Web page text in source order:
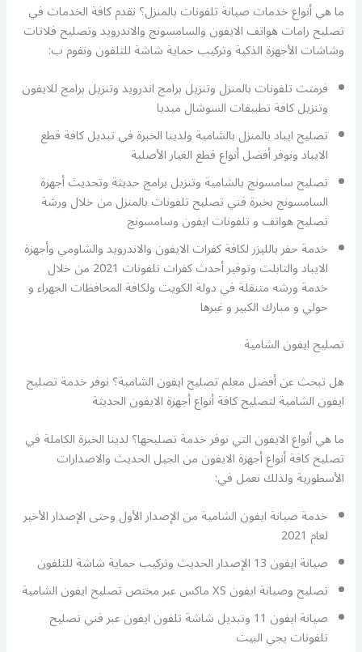
ما هي أنواع خدمات صيانة تلفونات بالمنزل؟ نقدم كافة الخدمات في
تصليح رامات هواتف الايفون والسامسونج والاندرويد وتصليح فلاتات
وشاشات الأجهزة الذكية وتركيب حماية شاشة للتلفون ونقوم ب:
فرمتت تلفونات بالمنزل وتنزيل برامج اندرويد وتنزيل برامج للايفون
وتنزيل كافة تطبيقات السوشال ميديا
تصليح ايباد بالمنزل بالشامية ولدينا الخبرة في تبديل كافة قطع
الايباد ونوفر أفضل أنواع قطع الغيار الأصلية
تصليح سامسونج بالشامية وتنزيل برامج حديثة وتحديث أجهزة
السامسونج بخبرة فني تصليح تلفونات بالمنزل من خلال ورشة
تصليح هواتف و تلفونات ايفون وسامسونج
خدمة حفر بالليزر لكافة كفرات الايفون والاندرويد والشاومي وأجهزة
الايباد والتابلت وتوفير أحدث كفرات تلفونات 2021 من خلال
خدمة ورشه متنقلة في دولة الكويت ولكافة المحافظات الجهراء و
حولي و مبارك الكبير و غيرها
تصليح ايفون الشامية
هل تبحث عن أفضل معلم تصليح ايفون الشامية؟ نوفر خدمة تصليح
ايفون الشامية لتصليح كافة أنواع أجهزة الايفون الحديثة
ما هي أنواع الايفون التي نوفر خدمة تصليحها؟ لدينا الخبرة الكاملة في
تصليح كافة أنواع أجهزة الايفون من الجيل الحديث والاصدارات
الأسطورية ولذلك نعمل في:
خدمة صيانة ايفون الشامية من الإصدار الأول وحتى الإصدار الأخير
لعام 2021
صيانة ايفون 13 الإصدار الحديث وتركيب حماية شاشة للتلفون
تصليح وصيانة ايفون XS ماكس عبر مختص تصليح ايفون الشامية
صيانة ايفون 11 وتبديل شاشة تلفون ايفون عبر فني تصليح
تلفونات يجي البيت